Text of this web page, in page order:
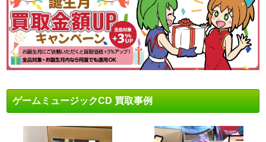
ゲームミュージックCD 買取事例